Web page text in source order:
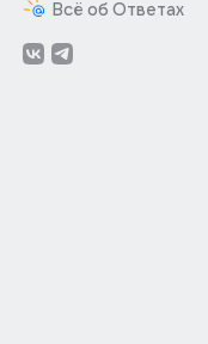
Всё об Ответах